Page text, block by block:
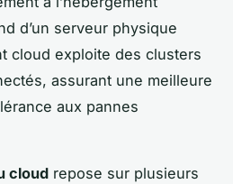
d’un serveur physique
cloud exploite des clusters
assurant une meilleure
aux pannes
cloud repose sur plusieurs